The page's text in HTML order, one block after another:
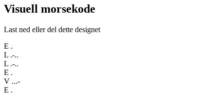
Visuell morsekode
Last ned eller del dette designet
E .
L .-..
L .-..
E .
V ...-
E .